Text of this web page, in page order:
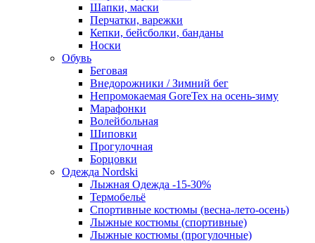
Шапки, маски
Перчатки, варежки
Кепки, бейсболки, банданы
Носки
Обувь
Беговая
Внедорожники / Зимний бег
Непромокаемая GoreTex на осень-зиму
Марафонки
Волейбольная
Шиповки
Прогулочная
Борцовки
Одежда Nordski
Лыжная Одежда -15-30%
Термобельё
Спортивные костюмы (весна-лето-осень)
Лыжные костюмы (спортивные)
Лыжные костюмы (прогулочные)